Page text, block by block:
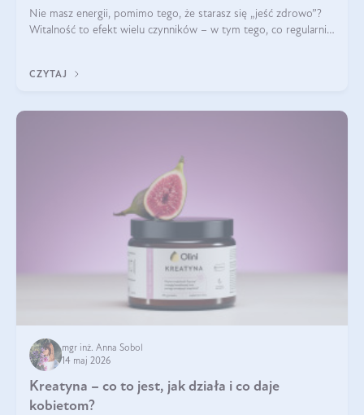
Nie masz energii, pomimo tego, że starasz się „jeść zdrowo”?
Witalność to efekt wielu czynników – w tym tego, co regularnie
CZYTAJ
mgr inż. Anna Sobol
14 maj 2026
Kreatyna – co to jest, jak działa i co daje
kobietom?